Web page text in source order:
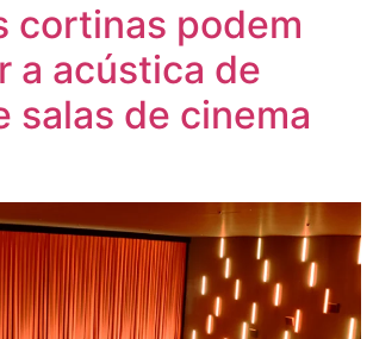
cortinas podem
a acústica de
salas de cinema